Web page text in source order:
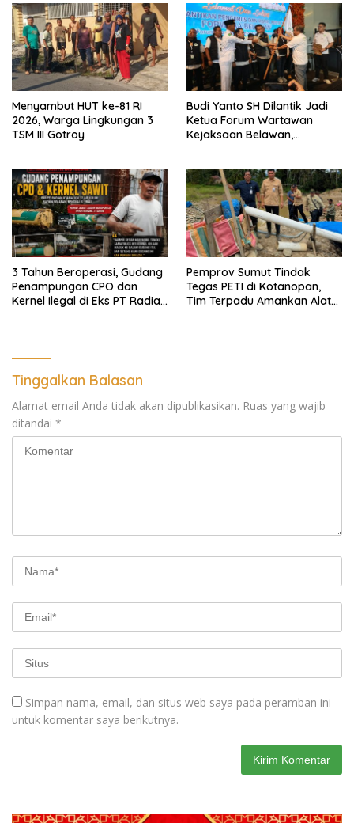
Menyambut HUT ke-81 RI
2026, Warga Lingkungan 3
TSM III Gotroy
Budi Yanto SH Dilantik Jadi
Ketua Forum Wartawan
Kejaksaan Belawan,
Pendampingan Hukum dan
Ekomoni Semua Anggota
3 Tahun Beroperasi, Gudang
Penampungan CPO dan
Kernel Ilegal di Eks PT Radian
Pemprov Sumut Tindak
Tegas PETI di Kotanopan,
Tim Terpadu Amankan Alat
Tinggalkan Balasan
Alamat email Anda tidak akan dipublikasikan. Ruas yang wajib
ditandai *
Simpan nama, email, dan situs web saya pada peramban ini
untuk komentar saya berikutnya.